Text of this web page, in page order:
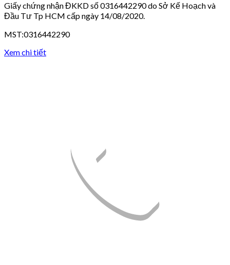
Giấy chứng nhận ĐKKD số 0316442290 do Sở Kế Hoạch và
Đầu Tư Tp HCM cấp ngày 14/08/2020.
MST:0316442290
Xem chi tiết